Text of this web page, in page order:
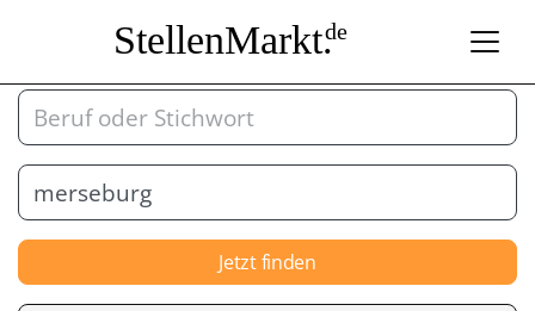
StellenMarkt.de
Jetzt finden